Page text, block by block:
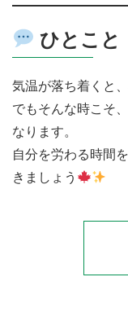
ひとこと
気温が落ち着くと
でもそんな時こそ
なります。
自分を労わる時間
きましょう